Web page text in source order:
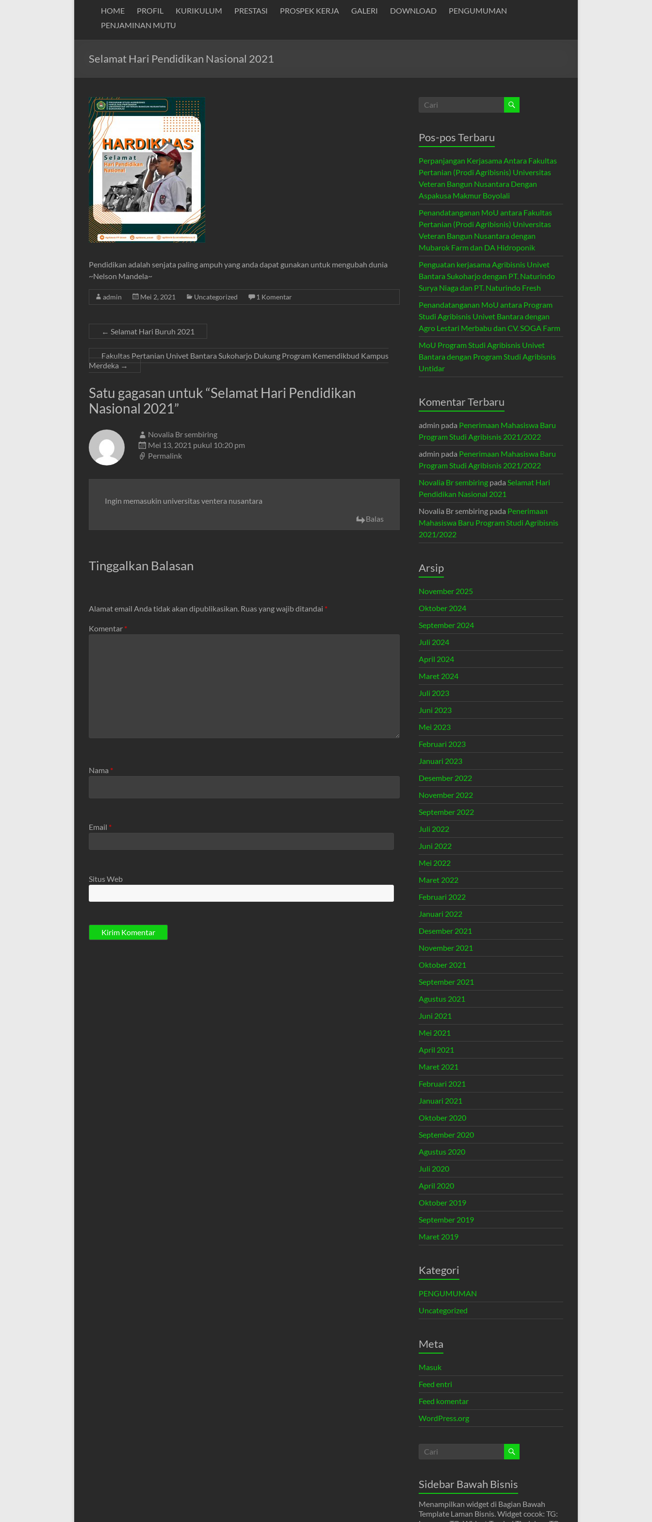
HOME PROFIL KURIKULUM PRESTASI PROSPEK KERJA GALERI DOWNLOAD
PENGUMUMAN
PENJAMINAN MUTU
Selamat Hari Pendidikan Nasional 2021
Pendidikan adalah senjata paling ampuh yang anda dapat gunakan untuk mengubah dunia
~Nelson Mandela~
admin Mei 2, 2021 Uncategorized 1 Komentar
← Selamat Hari Buruh 2021
Fakultas Pertanian Univet Bantara Sukoharjo Dukung Program Kemendikbud Kampus
Merdeka→
Satu gagasan untuk “Selamat Hari Pendidikan
Nasional 2021”
Novalia Br sembiring
Mei 13, 2021 pukul 10:20 pm
Permalink
Ingin memasukin universitas ventera nusantara
Balas
Tinggalkan Balasan
Alamat email Anda tidak akan dipublikasikan. Ruas yang wajib ditandai *
Komentar *
Nama *
Email *
Situs Web
Pos-pos Terbaru
Perpanjangan Kerjasama Antara Fakultas
Pertanian (Prodi Agribisnis) Universitas
Veteran Bangun Nusantara Dengan
Aspakusa Makmur Boyolali
Penandatanganan MoU antara Fakultas
Pertanian (Prodi Agribisnis) Universitas
Veteran Bangun Nusantara dengan
Mubarok Farm dan DA Hidroponik
Penguatan kerjasama Agribisnis Univet
Bantara Sukoharjo dengan PT. Naturindo
Surya Niaga dan PT. Naturindo Fresh
Penandatanganan MoU antara Program
Studi Agribisnis Univet Bantara dengan
Agro Lestari Merbabu dan CV. SOGA Farm
MoU Program Studi Agribisnis Univet
Bantara dengan Program Studi Agribisnis
Untidar
Komentar Terbaru
admin pada Penerimaan Mahasiswa Baru
Program Studi Agribisnis 2021/2022
admin pada Penerimaan Mahasiswa Baru
Program Studi Agribisnis 2021/2022
Novalia Br sembiringpada Selamat Hari
Pendidikan Nasional 2021
Novalia Br sembiringpada Penerimaan
Mahasiswa Baru Program Studi Agribisnis
2021/2022
Arsip
November 2025
Oktober 2024
September 2024
Juli 2024
April 2024
Maret 2024
Juli 2023
Juni 2023
Mei 2023
Februari 2023
Januari 2023
Desember 2022
November 2022
September 2022
Juli 2022
Juni 2022
Mei 2022
Maret 2022
Februari 2022
Januari 2022
Desember 2021
November 2021
Oktober 2021
September 2021
Agustus 2021
Juni 2021
Mei 2021
April 2021
Maret 2021
Februari 2021
Januari 2021
Oktober 2020
September 2020
Agustus 2020
Juli 2020
April 2020
Oktober 2019
September 2019
Maret 2019
Kategori
PENGUMUMAN
Uncategorized
Meta
Masuk
Feed entri
Feed komentar
WordPress.org
Sidebar Bawah Bisnis
Menampilkan widget di Bagian Bawah
Template Laman Bisnis. Widget cocok: TG: